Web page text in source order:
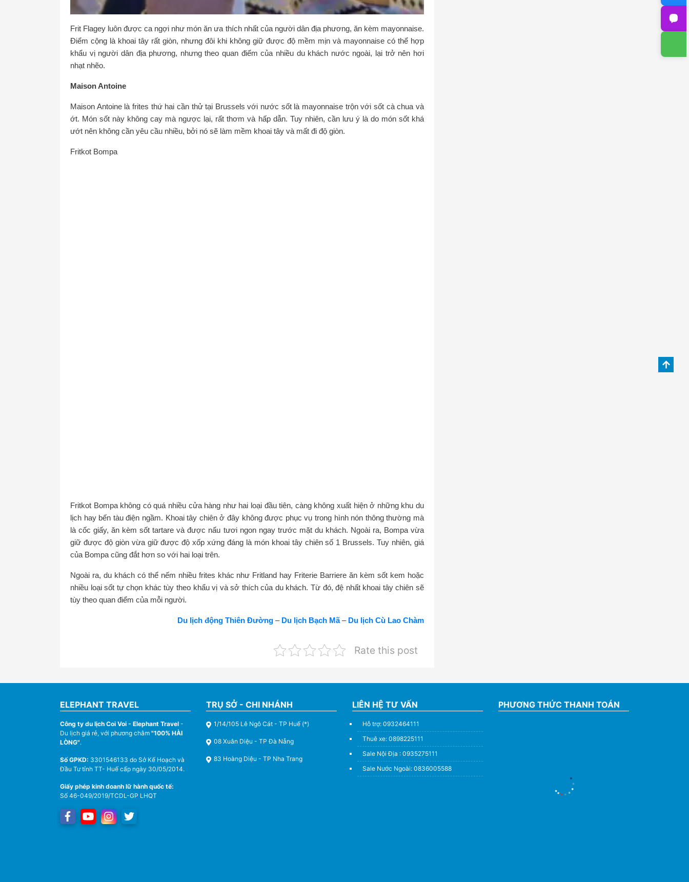
Frit Flagey luôn được ca ngợi như món ăn ưa thích nhất của người dân địa phương, ăn kèm mayonnaise.
Điểm cộng là khoai tây rất giòn, nhưng đôi khi không giữ được độ mềm mịn và mayonnaise có thể hợp
khẩu vị người dân địa phương, nhưng theo quan điểm của nhiều du khách nước ngoài, lại trở nên hơi
nhạt nhẽo.
Maison Antoine
Maison Antoine là frites thứ hai cần thử tại Brussels với nước sốt là mayonnaise trộn với sốt cà chua và
ớt. Món sốt này không cay mà ngược lại, rất thơm và hấp dẫn. Tuy nhiên, cần lưu ý là do món sốt khá
ướt nên không cần yêu cầu nhiều, bởi nó sẽ làm mềm khoai tây và mất đi độ giòn.
Fritkot Bompa
Fritkot Bompa không có quá nhiều cửa hàng như hai loại đầu tiên, càng không xuất hiện ở những khu du
lịch hay bến tàu điện ngầm. Khoai tây chiên ở đây không được phục vụ trong hình nón thông thường mà
là cốc giấy, ăn kèm sốt tartare và được nấu tươi ngon ngay trước mặt du khách. Ngoài ra, Bompa vừa
giữ được độ giòn vừa giữ được độ xốp xứng đáng là món khoai tây chiên số 1 Brussels. Tuy nhiên, giá
của Bompa cũng đắt hơn so với hai loại trên.
Ngoài ra, du khách có thể nếm nhiều frites khác như Fritland hay Friterie Barriere ăn kèm sốt kem hoặc
nhiều loại sốt tự chọn khác tùy theo khẩu vị và sở thích của du khách. Từ đó, đệ nhất khoai tây chiên sẽ
tùy theo quan điểm của mỗi người.
Du lịch động Thiên Đường – Du lịch Bạch Mã– Du lịch Cù Lao Chàm
Rate this post
ELEPHANT TRAVEL
Công ty du lịch Coi Voi - Elephant Travel -
Du lịch giá rẻ, với phương châm "100% HÀI
LÒNG".
Số GPKD: 3301546133 do Sở Kế Hoạch và
Đầu Tư tỉnh TT- Huế cấp ngày 30/05/2014.
Giấy phép kinh doanh lữ hành quốc tế:
Số 46-049/2019/TCDL-GP LHQT
TRỤ SỞ - CHI NHÁNH
1/14/105 Lê Ngô Cát - TP Huế (*)
08 Xuân Diệu - TP Đà Nẵng
83 Hoàng Diệu - TP Nha Trang
LIÊN HỆ TƯ VẤN
Hỗ trợ: 0932464111
Thuê xe: 0898225111
Sale Nội Địa : 0935275111
Sale Nước Ngoài: 0836005588
PHƯƠNG THỨC THANH TOÁN